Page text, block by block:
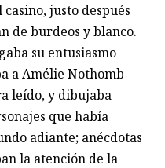
justo después
de burdeos y blanco.
su entusiasmo
a Amélie Nothomb
leído, y dibujaba
que había
adiante; anécdotas
la atención de la